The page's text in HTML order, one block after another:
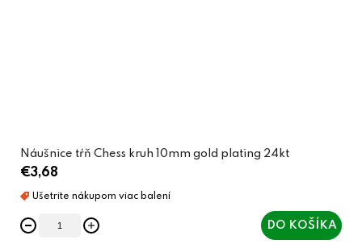
Náušnice tŕň Chess kruh 10mm gold plating 24kt
€3,68
DO KOŠÍKA